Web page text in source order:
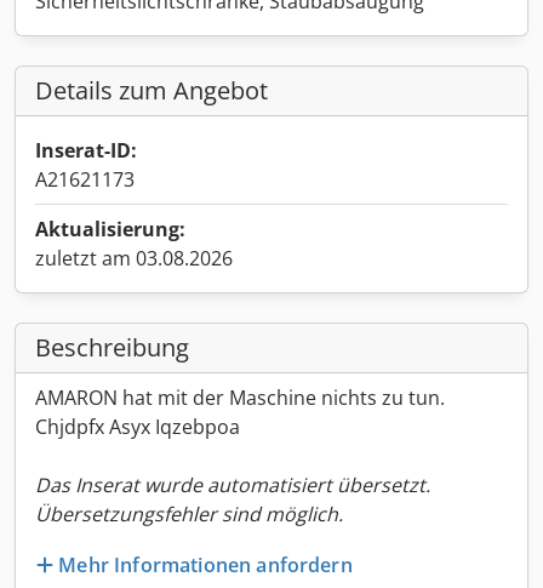
Details zum Angebot
Inserat-ID:
A21621173
Aktualisierung:
zuletzt am 03.08.2026
Beschreibung
AMARON hat mit der Maschine nichts zu tun.
Chjdpfx Asyx Iqzebpoa
Das Inserat wurde automatisiert übersetzt.
Übersetzungsfehler sind möglich.
Mehr Informationen anfordern